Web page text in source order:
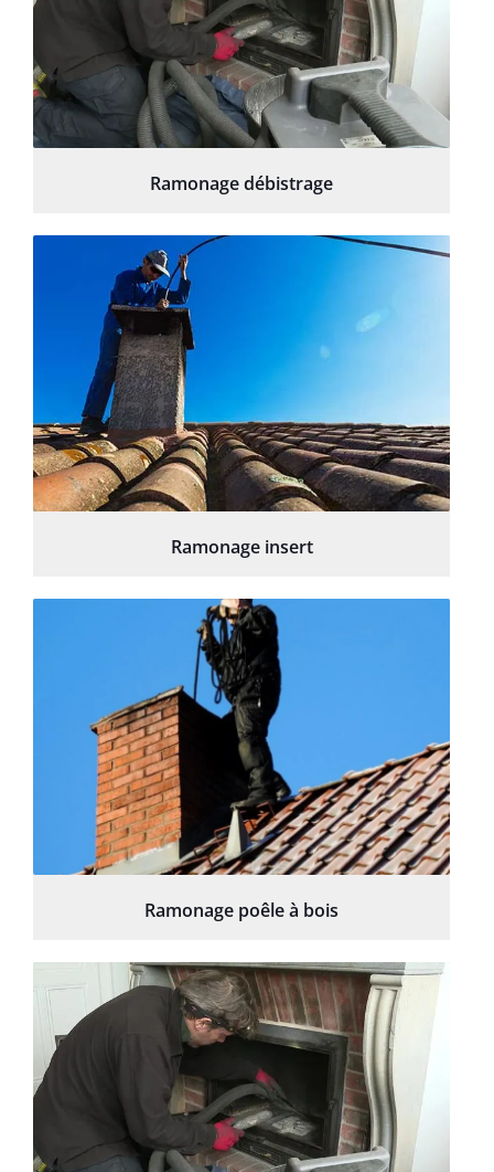
Ramonage débistrage
Ramonage insert
Ramonage poêle à bois